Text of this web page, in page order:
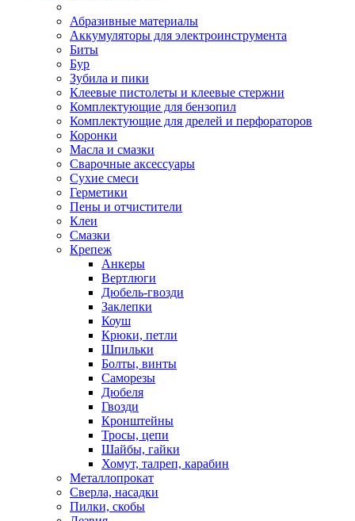
Абразивные материалы
Аккумуляторы для электроинструмента
Биты
Бур
Зубила и пики
Клеевые пистолеты и клеевые стержни
Комплектующие для бензопил
Комплектующие для дрелей и перфораторов
Коронки
Масла и смазки
Сварочные аксессуары
Сухие смеси
Герметики
Пены и отчистители
Клеи
Смазки
Крепеж
Анкеры
Вертлюги
Дюбель-гвозди
Заклепки
Коуш
Крюки, петли
Шпильки
Болты, винты
Саморезы
Дюбеля
Гвозди
Кронштейны
Тросы, цепи
Шайбы, гайки
Хомут, талреп, карабин
Металлопрокат
Сверла, насадки
Пилки, скобы